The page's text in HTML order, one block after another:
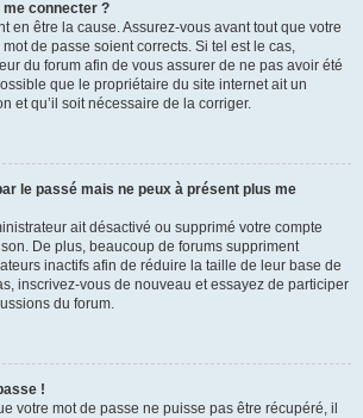
me connecter ?
en être la cause. Assurez-vous avant tout que votre
de passe soient corrects. Si tel est le cas,
du forum afin de vous assurer de ne pas avoir été
que le propriétaire du site internet ait un
et qu’il soit nécessaire de la corriger.
le passé mais ne peux à présent plus me
ait désactivé ou supprimé votre compte
De plus, beaucoup de forums suppriment
inactifs afin de réduire la taille de leur base de
inscrivez-vous de nouveau et essayez de participer
du forum.
!
votre mot de passe ne puisse pas être récupéré, il